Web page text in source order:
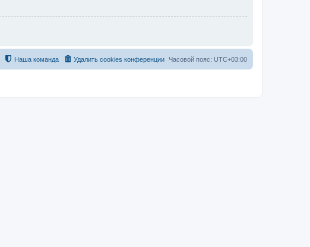
Часовой пояс: UTC+03:00
Удалить cookies конференции
Наша команда